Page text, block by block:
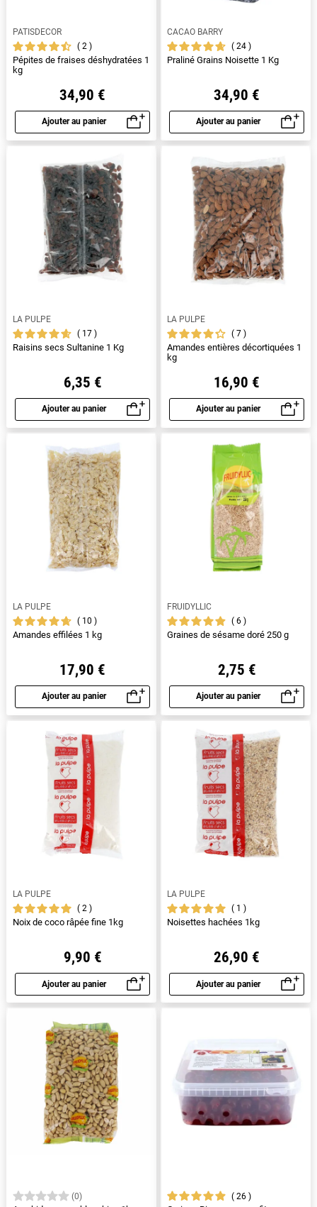
PATISDECOR
2
Pépites de fraises déshydratées 1
kg
34,90 €
Ajouter au panier
Aperçu rapide
CACAO BARRY
24
Praliné Grains Noisette 1 Kg
34,90 €
Ajouter au panier
Aperçu rapide
LA PULPE
17
Raisins secs Sultanine 1 Kg
6,35 €
Ajouter au panier
Aperçu rapide
LA PULPE
7
Amandes entières décortiquées 1
kg
16,90 €
Ajouter au panier
Aperçu rapide
LA PULPE
10
Amandes effilées 1 kg
17,90 €
Ajouter au panier
Aperçu rapide
FRUIDYLLIC
6
Graines de sésame doré 250 g
2,75 €
Ajouter au panier
Aperçu rapide
LA PULPE
2
Noix de coco râpée fine 1kg
9,90 €
Ajouter au panier
Aperçu rapide
LA PULPE
1
Noisettes hachées 1kg
26,90 €
Ajouter au panier
Aperçu rapide
(0) 26